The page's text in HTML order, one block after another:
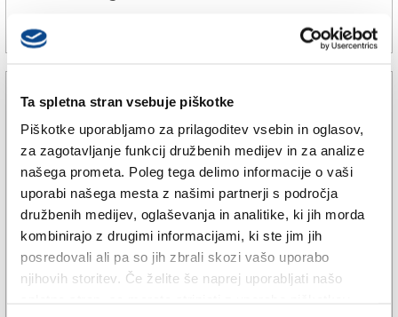
Ta spletna stran vsebuje piškotke
Piškotke uporabljamo za prilagoditev vsebin in oglasov,
za zagotavljanje funkcij družbenih medijev in za analize
našega prometa. Poleg tega delimo informacije o vaši
uporabi našega mesta z našimi partnerji s področja
družbenih medijev, oglaševanja in analitike, ki jih morda
kombinirajo z drugimi informacijami, ki ste jim jih
posredovali ali pa so jih zbrali skozi vašo uporabo
njihovih storitev. Če želite še naprej uporabljati našo
DUŠAN KALC |